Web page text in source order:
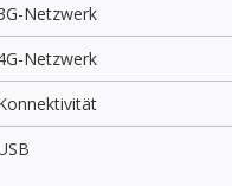
Netzwerk
Netzwerk